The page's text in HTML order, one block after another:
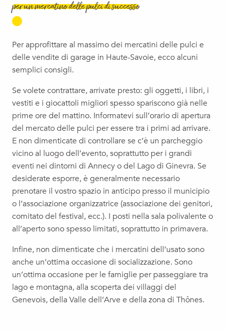
per un mercatino delle pulci di successo
Per approfittare al massimo dei mercatini delle pulci e
delle vendite di garage in Haute-Savoie, ecco alcuni
semplici consigli.
Se volete contrattare, arrivate presto: gli oggetti, i libri, i
vestiti e i giocattoli migliori spesso spariscono già nelle
prime ore del mattino. Informatevi sull’orario di apertura
del mercato delle pulci per essere tra i primi ad arrivare.
E non dimenticate di controllare se c’è un parcheggio
vicino al luogo dell’evento, soprattutto per i grandi
eventi nei dintorni di Annecy o del Lago di Ginevra. Se
desiderate esporre, è generalmente necessario
prenotare il vostro spazio in anticipo presso il municipio
o l’associazione organizzatrice (associazione dei genitori,
comitato del festival, ecc.). I posti nella sala polivalente o
all’aperto sono spesso limitati, soprattutto in primavera.
Infine, non dimenticate che i mercatini dell’usato sono
anche un’ottima occasione di socializzazione. Sono
un’ottima occasione per le famiglie per passeggiare tra
lago e montagna, alla scoperta dei villaggi del
Genevois, della Valle dell’Arve e della zona di Thônes.